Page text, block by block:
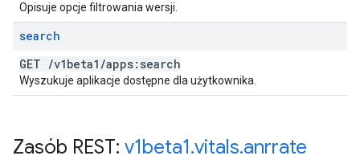
Opisuje opcje filtrowania wersji.
search
GET /v1beta1 /apps:search
Wyszukuje aplikacje dostępne dla użytkownika.
Zasób REST: v1beta1.vitals.anrrate